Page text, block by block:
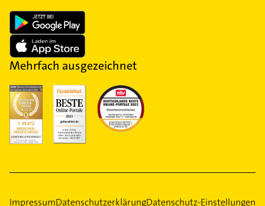
Mehrfach ausgezeichnet
ImpressumDatenschutzerklärungDatenschutz-Einstellungen